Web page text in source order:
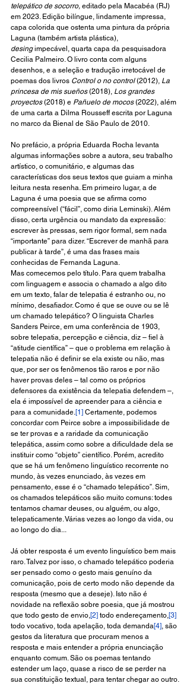
telepático de socorro, editado pela Macabéa (RJ)
em 2023. Edição bilíngue, lindamente impressa,
capa colorida que ostenta uma pintura da própria
Laguna (também artista plástica),
desing impecável, quarta capa da pesquisadora
Cecilia Palmeiro. O livro conta com alguns
desenhos, e a seleção e tradução irretocável de
poemas dos livros Control o no control (2012), La
princesa de mis sueños (2018), Los grandes
proyectos (2018) e Pañuelo de mocos (2022), além
de uma carta a Dilma Rousseff escrita por Laguna
no marco da Bienal de São Paulo de 2010.
No prefácio, a própria Eduarda Rocha levanta
algumas informações sobre a autora, seu trabalho
artístico, o comunitário, e algumas das
características dos seus textos que guiam a minha
leitura nesta resenha. Em primeiro lugar, a de
Laguna é uma poesia que se afirma como
compreensível (“fácil”, como diria Leminski). Além
disso, certa urgência ou mandato da expressão:
escrever às pressas, sem rigor formal, sem nada
“importante” para dizer. “Escrever de manhã para
publicar à tarde”, é uma das frases mais
conhecidas de Fernanda Laguna.
Mas comecemos pelo título. Para quem trabalha
com linguagem e associa o chamado a algo dito
em um texto, falar de telepatia é estranho ou, no
mínimo, desafiador. Como é que se ouve ou se lê
um chamado telepático? O linguista Charles
Sanders Peirce, em uma conferência de 1903,
sobre telepatia, percepção e ciência, diz – fiel à
“atitude científica” – que o problema em relação à
telepatia não é definir se ela existe ou não, mas
que, por ser os fenômenos tão raros e por não
haver provas deles – tal como os próprios
defensores da existência da telepatia defendem –,
ela é impossível de apreender para a ciência e
para a comunidade.[1] Certamente, podemos
concordar com Peirce sobre a impossibilidade de
se ter provas e a raridade da comunicação
telepática, assim como sobre a dificuldade dela se
instituir como “objeto” científico. Porém, acredito
que se há um fenômeno linguístico recorrente no
mundo, às vezes enunciado, às vezes em
pensamento, esse é o “chamado telepático”. Sim,
os chamados telepáticos são muito comuns: todes
tentamos chamar deuses, ou alguém, ou algo,
telepaticamente. Várias vezes ao longo da vida, ou
ao longo do dia...
Já obter resposta é um evento linguístico bem mais
raro. Talvez por isso, o chamado telepático poderia
ser pensado como o gesto mais genuíno da
comunicação, pois de certo modo não depende da
resposta (mesmo que a deseje). Isto não é
novidade na reflexão sobre poesia, que já mostrou
que todo gesto de envio,[2] todo endereçamento,[3]
todo vocativo, toda apelação, toda demanda[4], são
gestos da literatura que procuram menos a
resposta e mais entender a própria enunciação
enquanto comum. São os poemas tentando
estender um laço, quase a risco de se perder na
sua constituição textual, para tentar chegar ao outro.